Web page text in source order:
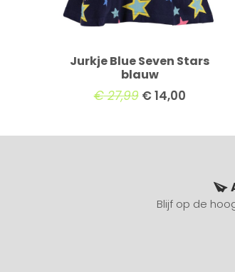
Jurkje Blue Seven Stars
blauw
€27,99 €14,00
Blijf op de